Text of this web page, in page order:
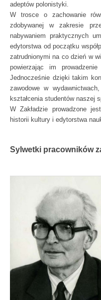
adeptów polonistyki.
W trosce o zachowanie
zdobywanej w zakresie
nabywaniem praktycznych
edytorstwa od początku
zatrudnionymi na co dzień w
powierzając im
Jednocześnie dzięki takim
zawodowe w
kształcenia studentów naszej
W Zakładzie prowadzone
historii kultury i edytorstwa
Sylwetki pracowników